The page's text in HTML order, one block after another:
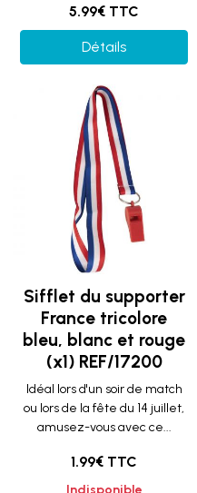
5.99€ TTC
Détails
Sifflet du supporter
France tricolore
bleu, blanc et rouge
(x1) REF/17200
Idéal lors d'un soir de match
ou lors de la fête du 14 juillet,
amusez-vous avec ce...
1.99€ TTC
Indisponible